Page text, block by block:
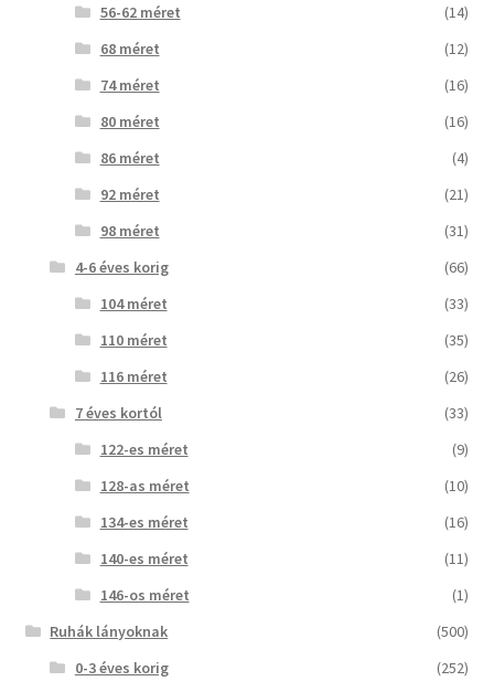
56-62 méret
(14)
68 méret
(12)
74 méret
(16)
80 méret
(16)
86 méret
(4)
92 méret
(21)
98 méret
(31)
4-6 éves korig
(66)
104 méret
(33)
110 méret
(35)
116 méret
(26)
7 éves kortól
(33)
122-es méret
(9)
128-as méret
(10)
134-es méret
(16)
140-es méret
(11)
146-os méret
(1)
Ruhák lányoknak
(500)
0-3 éves korig
(252)